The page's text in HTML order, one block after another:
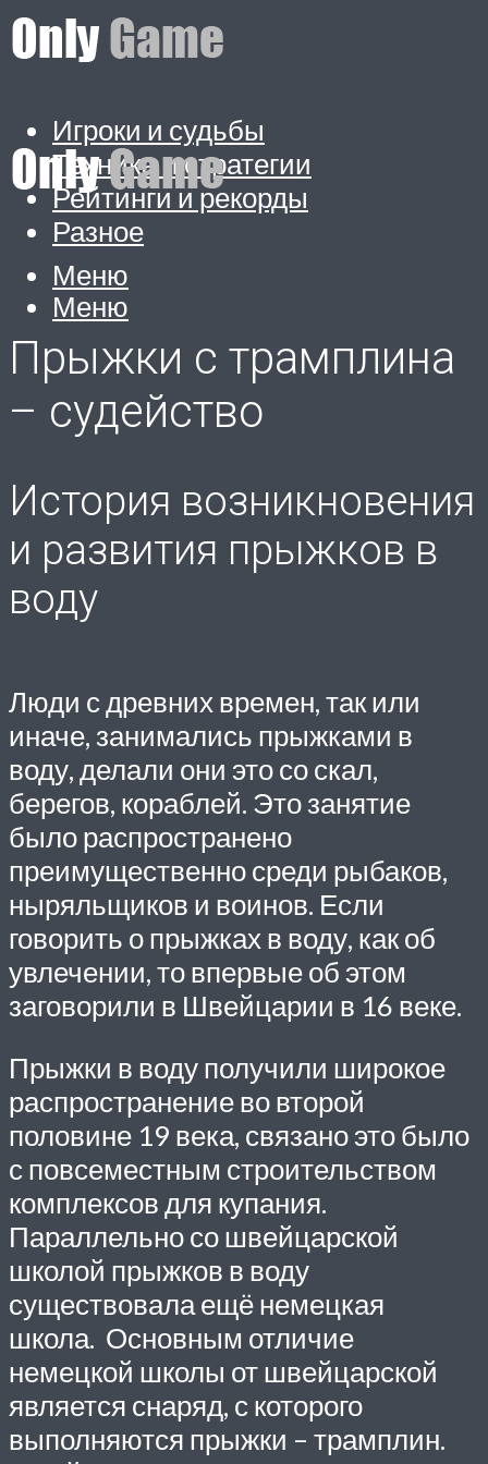
Игроки и судьбы
Техника и стратегии
Рейтинги и рекорды
Разное
Меню
Меню
Прыжки с трамплина
– судейство
История возникновения
и развития прыжков в
воду
Люди с древних времен, так или
иначе, занимались прыжками в
воду, делали они это со скал,
берегов, кораблей. Это занятие
было распространено
преимущественно среди рыбаков,
ныряльщиков и воинов. Если
говорить о прыжках в воду, как об
увлечении, то впервые об этом
заговорили в Швейцарии в 16 веке.
Прыжки в воду получили широкое
распространение во второй
половине 19 века, связано это было
с повсеместным строительством
комплексов для купания.
Параллельно со швейцарской
школой прыжков в воду
существовала ещё немецкая
школа. Основным отличие
немецкой школы от швейцарской
является снаряд, с которого
выполняются прыжки – трамплин.